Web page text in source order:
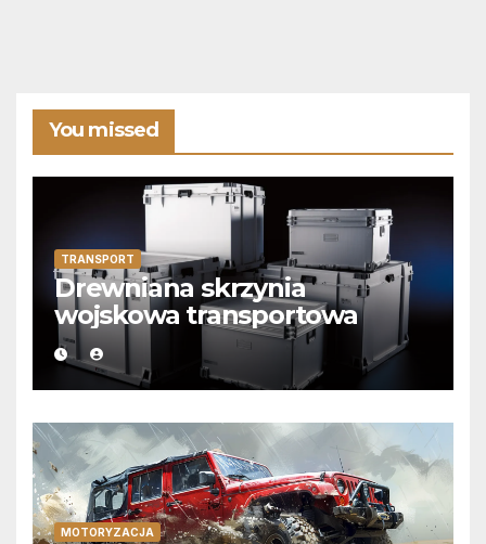
You missed
TRANSPORT
Drewniana skrzynia
wojskowa transportowa
MOTORYZACJA